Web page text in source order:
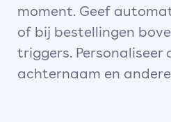
moment. Geef
of bij bestellingen
triggers.
achternaam en